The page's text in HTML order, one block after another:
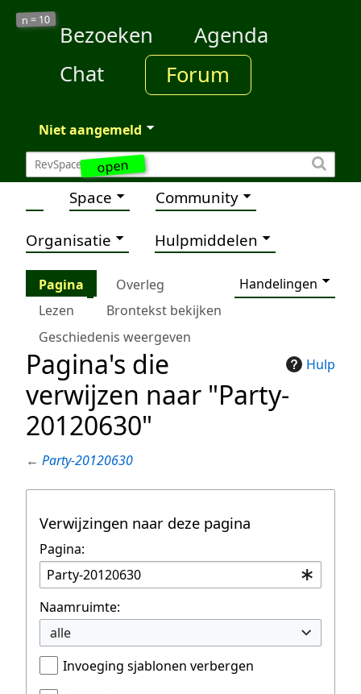
open
n = 10
Bezoeken
Agenda
Chat
Forum
Niet aangemeld
Space Community
Organisatie Hulpmiddelen
Pagina Overleg
Handelingen
Lezen
Brontekst bekijken
Geschiedenis weergeven
Hulp
Pagina's die
verwijzen naar "Party-
20120630"
← Party-20120630
Verwijzingen naar deze pagina
Pagina:
Naamruimte:
alle
Invoeging sjablonen verbergen